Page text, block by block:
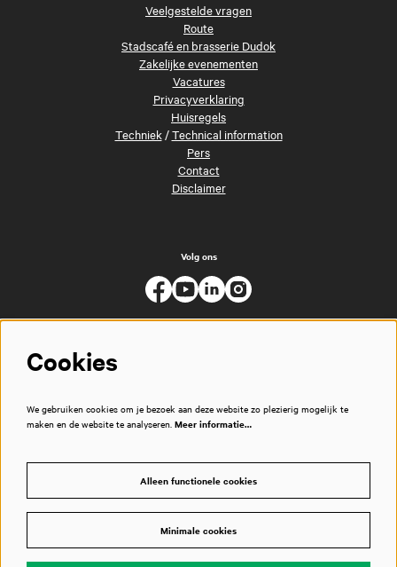
Veelgestelde vragen
Route
Stadscafé en brasserie Dudok
Zakelijke evenementen
Vacatures
Privacyverklaring
Huisregels
Techniek/Technical information
Pers
Contact
Disclaimer
Volg ons
Cookies
We gebruiken cookies om je bezoek aan deze website zo plezierig mogelijk te
maken en de website te analyseren. Meer informatie…
Alleen functionele cookies
Minimale cookies